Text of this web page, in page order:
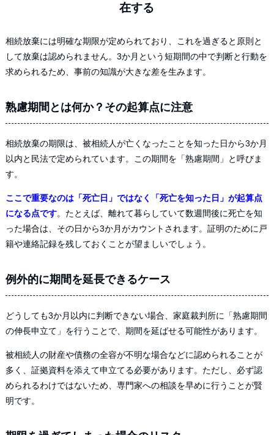
在する
相続放棄には明確な期限が定められており、これを過ぎると原則と
して放棄は認められません。3か月という短期間の中で判断と行動を
求められるため、事前の知識が大きな差を生みます。
熟慮期間とは何か？その起算点に注意
相続放棄の期限は、被相続人が亡くなったことを知った日から3か月
以内と民法で定められています。この期間を「熟慮期間」と呼びま
す。
ここで重要なのは「死亡日」ではなく「死亡を知った日」が起算点
になる点です。たとえば、離れて暮らしていて数週間後に死亡を知
った場合は、その日から3か月がカウントされます。証明のために戸
籍や連絡記録を残しておくことが望ましいでしょう。
例外的に期間を延長できるケース
どうしても3か月以内に判断できない場合、家庭裁判所に「熟慮期間
の伸長申立て」を行うことで、期間を延ばせる可能性があります。
被相続人の財産や債務の全容が不明な場合などに認められることが
多く、証拠資料を添えて申立てる必要があります。ただし、必ず認
められるわけではないため、専門家への相談を早めに行うことが賢
明です。